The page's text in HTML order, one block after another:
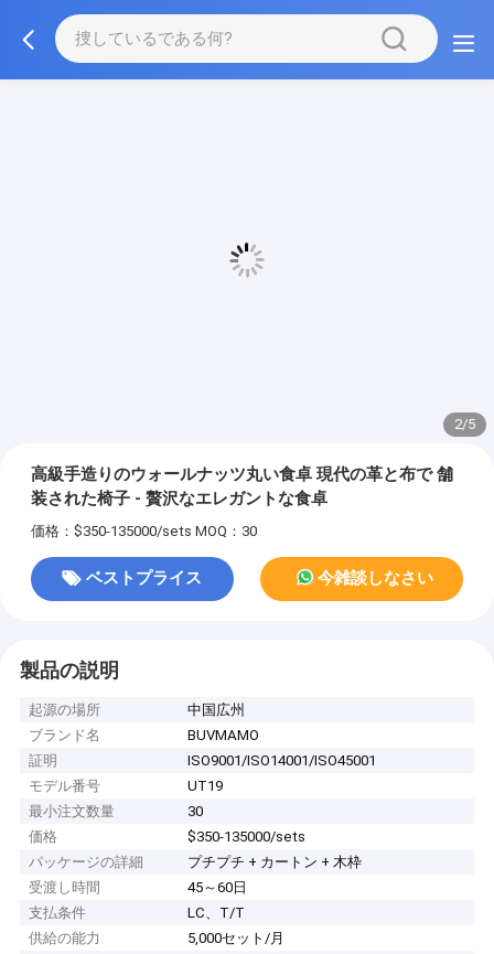
2/5
高級手造りのウォールナッツ丸い食卓 現代の革と布で 舗
装された椅子 - 贅沢なエレガントな食卓
価格：$350-135000/sets MOQ：30
ベストプライス 今雑談しなさい
製品の説明
起源の場所
中国広州
ブランド名
BUVMAMO
証明
ISO9001/ISO14001/ISO45001
モデル番号
UT19
最小注文数量
30
価格
$350-135000/sets
パッケージの詳細
プチプチ + カートン + 木枠
受渡し時間
45～60日
支払条件
LC、T/T
供給の能力
5,000セット/月